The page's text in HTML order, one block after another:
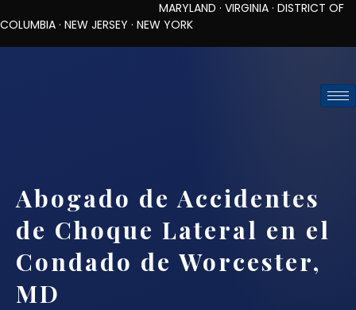
MARYLAND · VIRGINIA · DISTRICT OF
COLUMBIA · NEW JERSEY · NEW YORK
Abogado de Accidentes
de Choque Lateral en el
Condado de Worcester,
MD